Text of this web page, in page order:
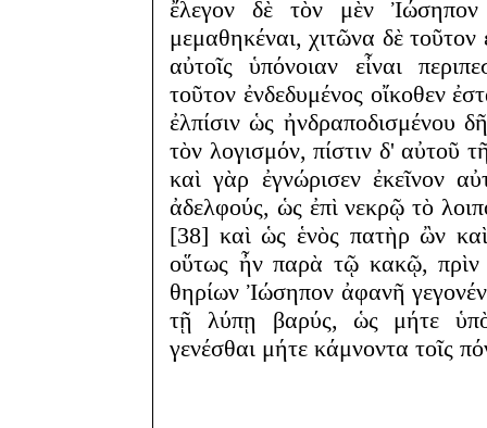
ἔλεγον δὲ τὸν μὲν
μεμαθηκέναι, χιτῶνα δὲ
αὐτοῖς ὑπόνοιαν εἶναι
τοῦτον ἐνδεδυμένος οἴκοθεν
ἐλπίσιν ὡς ἠνδραποδισμένου
τὸν λογισμόν, πίστιν δ' αὐτοῦ
καὶ γὰρ ἐγνώρισεν ἐκεῖνον
ἀδελφούς, ὡς ἐπὶ νεκρῷ τὸ
[38] καὶ ὡς ἑνὸς πατὴρ ὢν
οὕτως ἦν παρὰ τῷ κακῷ, πρὶν
θηρίων Ἰώσηπον ἀφανῆ
τῇ λύπῃ βαρύς, ὡς μήτε
γενέσθαι μήτε κάμνοντα τοῖς